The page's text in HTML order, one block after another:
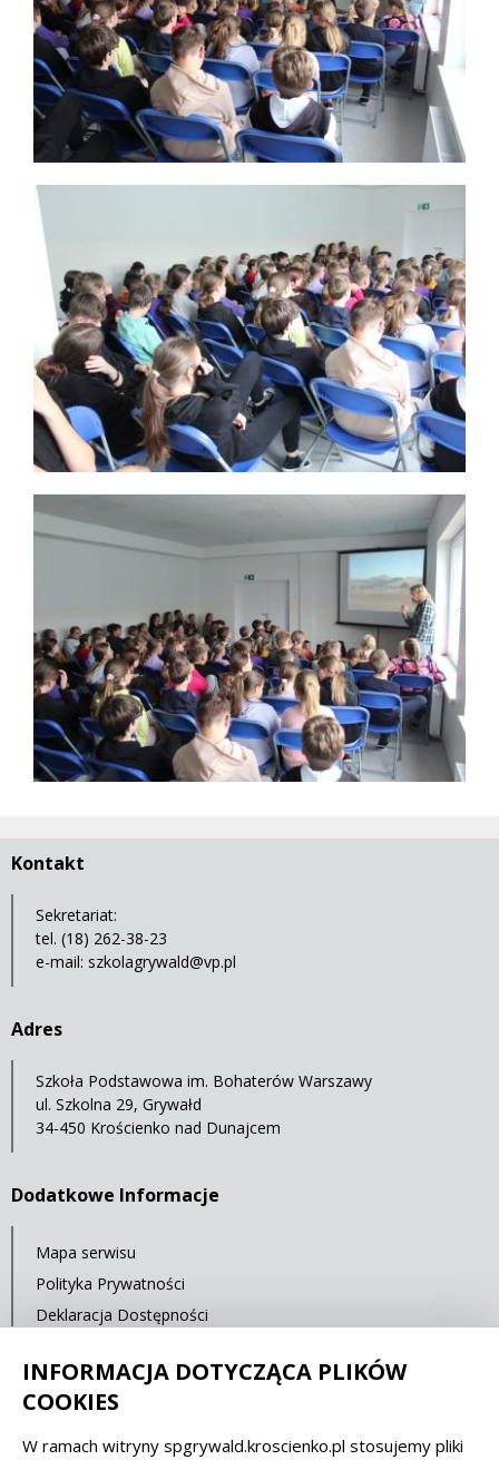
Kontakt
Sekretariat:
tel. (18) 262-38-23
e-mail: szkolagrywald@vp.pl
Adres
Szkoła Podstawowa im. Bohaterów Warszawy
ul. Szkolna 29, Grywałd
34-450 Krościenko nad Dunajcem
Dodatkowe Informacje
Mapa serwisu
Polityka Prywatności
Deklaracja Dostępności
Ostatnia aktualizacja: 15.02.2020 12:00
INFORMACJA DOTYCZĄCA PLIKÓW
COOKIES
W ramach witryny spgrywald.kroscienko.pl stosujemy pliki